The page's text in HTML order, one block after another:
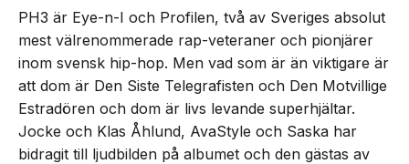
PH3 är Eye-n-I och Profilen, två av Sveriges absolut
mest välrenommerade rap-veteraner och pionjärer
inom svensk hip-hop. Men vad som är än viktigare är
att dom är Den Siste Telegrafisten och Den Motvillige
Estradören och dom är livs levande superhjältar.
Jocke och Klas Åhlund, AvaStyle och Saska har
bidragit till ljudbilden på albumet och den gästas av